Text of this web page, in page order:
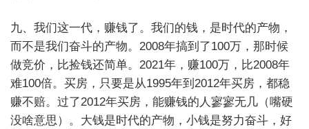
九、我们这一代，赚钱了。我们的钱，是时代的产物，
而不是我们奋斗的产物。2008年搞到了100万，那时候
做竞价，比捡钱还简单。2021年，赚100万，比2008年
难100倍。买房，只要是从1995年到2012年买房，都稳
赚不赔。过了2012年买房，能赚钱的人寥寥无几（嘴硬
没啥意思）。大钱是时代的产物，小钱是努力奋斗，好